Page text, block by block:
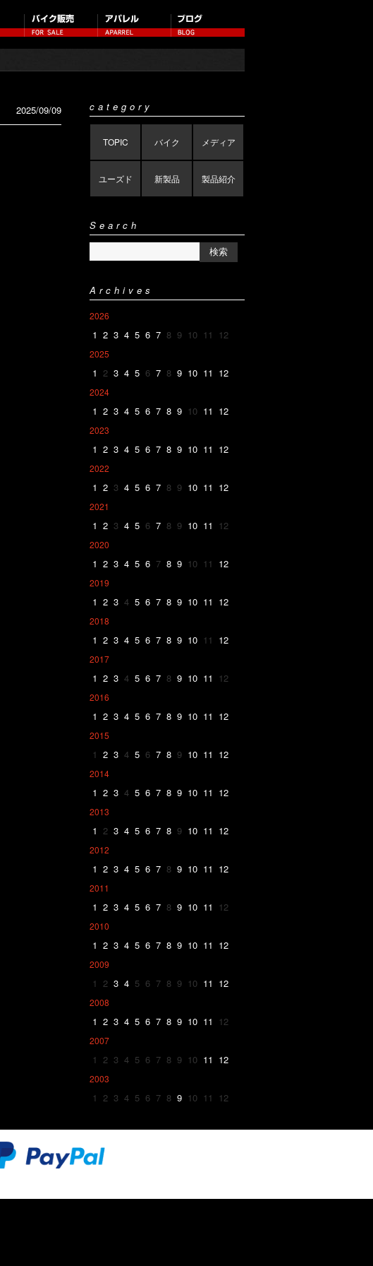
2025/09/09 category
TOPIC バイク メディア
ユーズド 新製品 製品紹介
Search
Archives
2026
1 2 3 4 5 6 7 8 9 10 11 12
2025
1 2 3 4 5 6 7 8 9 10 11 12
2024
1 2 3 4 5 6 7 8 9 10 11 12
2023
1 2 3 4 5 6 7 8 9 10 11 12
2022
1 2 3 4 5 6 7 8 9 10 11 12
2021
1 2 3 4 5 6 7 8 9 10 11 12
2020
1 2 3 4 5 6 7 8 9 10 11 12
2019
1 2 3 4 5 6 7 8 9 10 11 12
2018
1 2 3 4 5 6 7 8 9 10 11 12
2017
1 2 3 4 5 6 7 8 9 10 11 12
2016
1 2 3 4 5 6 7 8 9 10 11 12
2015
1 2 3 4 5 6 7 8 9 10 11 12
2014
1 2 3 4 5 6 7 8 9 10 11 12
2013
1 2 3 4 5 6 7 8 9 10 11 12
2012
1 2 3 4 5 6 7 8 9 10 11 12
2011
1 2 3 4 5 6 7 8 9 10 11 12
2010
1 2 3 4 5 6 7 8 9 10 11 12
2009
1 2 3 4 5 6 7 8 9 10 11 12
2008
1 2 3 4 5 6 7 8 9 10 11 12
2007
1 2 3 4 5 6 7 8 9 10 11 12
2003
1 2 3 4 5 6 7 8 9 10 11 12